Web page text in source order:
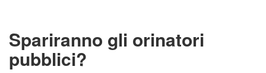
Spariranno gli orinatori
pubblici?